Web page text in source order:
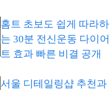
홈트 초보도 쉽게 따라하
는 30분 전신운동 다이어
트 효과 빠른 비결 공개
서울 디테일링샵 추천과